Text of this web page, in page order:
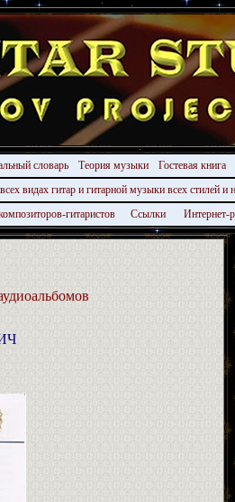
словарь Теория музыки Гостевая книга
видах гитар и гитарной музыки всех стилей и
гитаристов Ссылки Интернет-